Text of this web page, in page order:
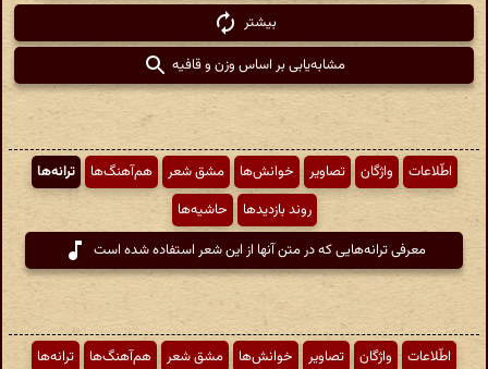
بیشتر
مشابه‌یابی بر اساس وزن و قافیه
اطّلاعات واژگان تصاویر خوانش‌ها مشق شعر هم‌آهنگ‌ها
ترانه‌ها
روند بازدیدها
حاشیه‌ها
معرفی ترانه‌هایی که در متن آنها از این شعر استفاده شده است
اطّلاعات واژگان تصاویر خوانش‌ها مشق شعر هم‌آهنگ‌ها
ترانه‌ها